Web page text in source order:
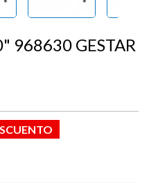
968630 GESTAR